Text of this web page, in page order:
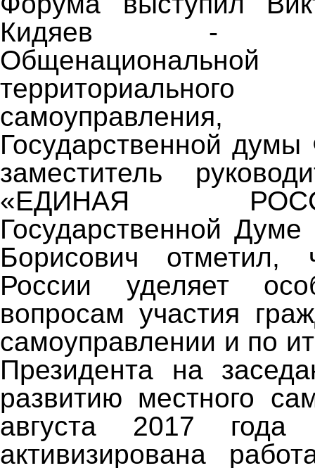
Кидяев -
территориального
Государственной
заместитель
«ЕДИНАЯ
Государственной
Борисович отметил,
России уделяет
вопросам участия
самоуправлении и по
Президента на
развитию местного
августа 2017
активизирована